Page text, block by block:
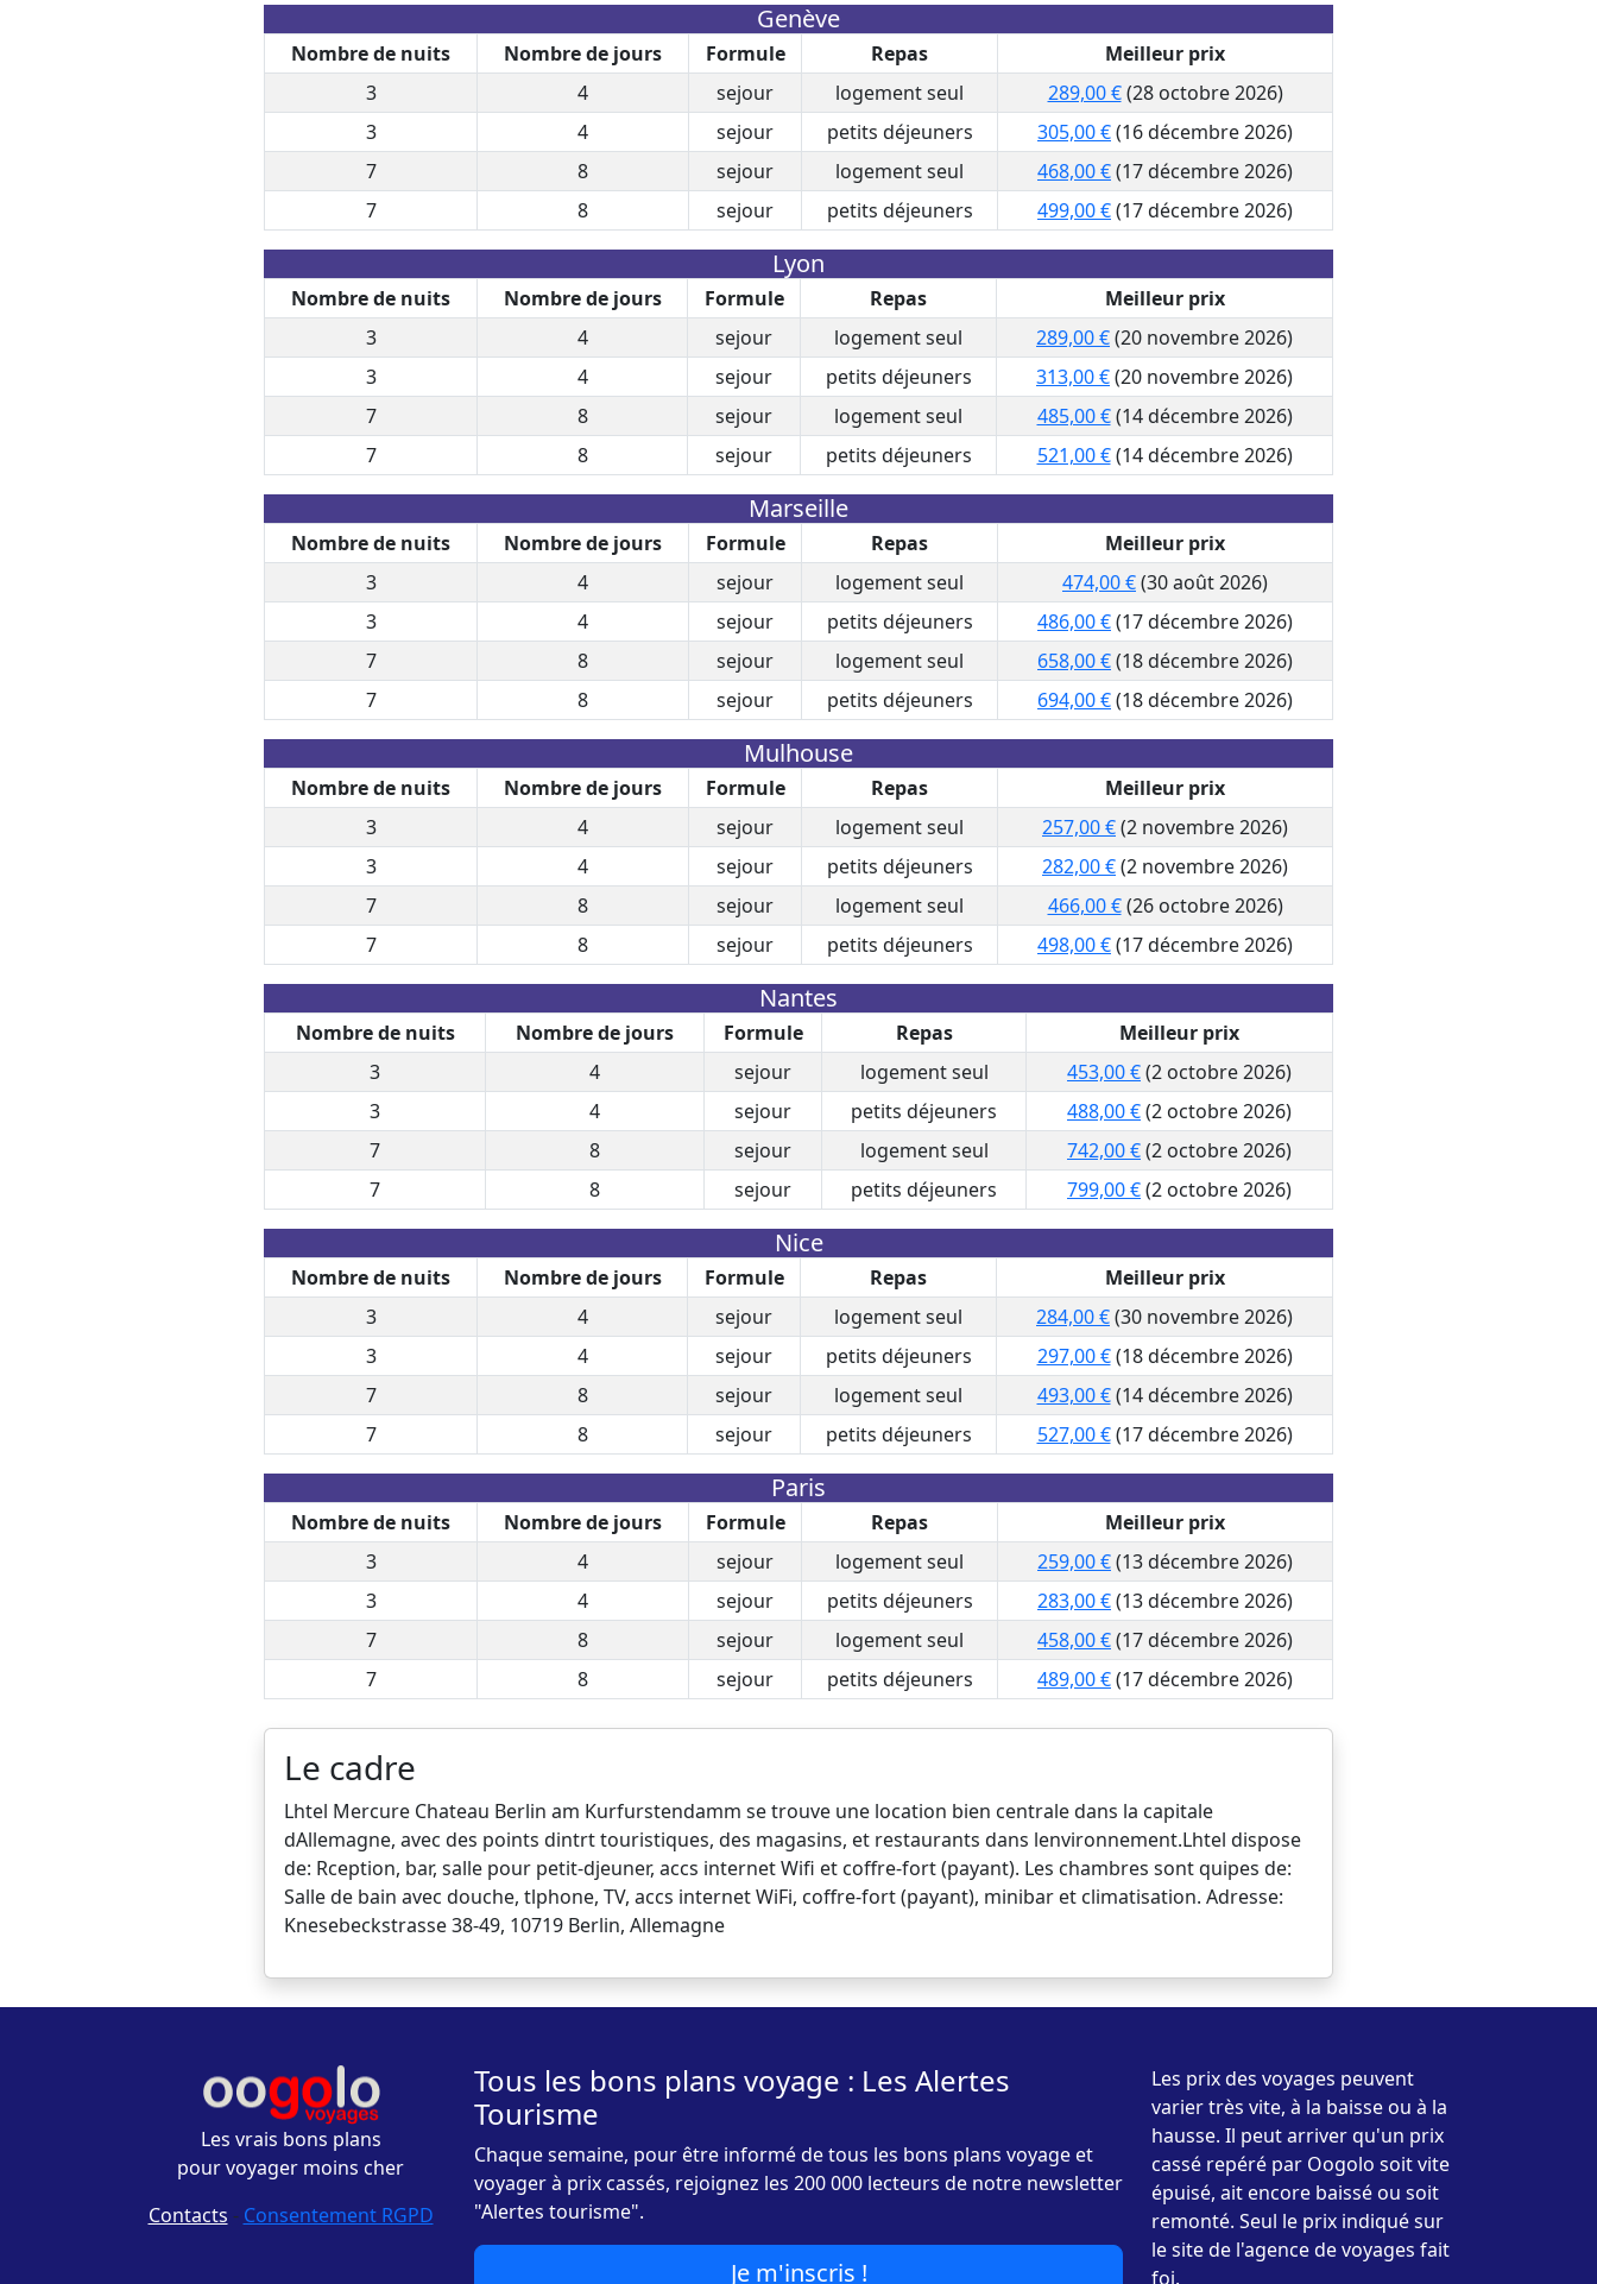
Genève
Nombre de nuits Nombre de jours Formule Repas
Meilleur prix
3
4 sejour logement seul 289,00 €(28 octobre 2026)
3
4 sejour petits déjeuners 305,00 €(16 décembre 2026)
7
8 sejour logement seul 468,00 €(17 décembre 2026)
7
8 sejour petits déjeuners 499,00 €(17 décembre 2026)
Lyon
Nombre de nuits Nombre de jours Formule Repas
Meilleur prix
3
4 sejour logement seul 289,00 €(20 novembre 2026)
3
4 sejour petits déjeuners 313,00 €(20 novembre 2026)
7
8 sejour logement seul 485,00 €(14 décembre 2026)
7
8 sejour petits déjeuners 521,00 €(14 décembre 2026)
Marseille
Nombre de nuits Nombre de jours Formule Repas
Meilleur prix
3
4 sejour logement seul 474,00 €(30 août 2026)
3
4 sejour petits déjeuners 486,00 €(17 décembre 2026)
7
8 sejour logement seul 658,00 €(18 décembre 2026)
7
8 sejour petits déjeuners 694,00 €(18 décembre 2026)
Mulhouse
Nombre de nuits Nombre de jours Formule Repas
Meilleur prix
3
4 sejour logement seul 257,00 €(2 novembre 2026)
3
4 sejour petits déjeuners 282,00 €(2 novembre 2026)
7
8 sejour logement seul 466,00 €(26 octobre 2026)
7
8 sejour petits déjeuners 498,00 €(17 décembre 2026)
Nantes
Nombre de nuits Nombre de jours Formule Repas
Meilleur prix
3
4 sejour logement seul 453,00 €(2 octobre 2026)
3
4 sejour petits déjeuners 488,00 €(2 octobre 2026)
7
8 sejour logement seul 742,00 €(2 octobre 2026)
7
8 sejour petits déjeuners 799,00 €(2 octobre 2026)
Nice
Nombre de nuits Nombre de jours Formule Repas
Meilleur prix
3
4 sejour logement seul 284,00 €(30 novembre 2026)
3
4 sejour petits déjeuners 297,00 €(18 décembre 2026)
7
8 sejour logement seul 493,00 €(14 décembre 2026)
7
8 sejour petits déjeuners 527,00 €(17 décembre 2026)
Paris
Nombre de nuits Nombre de jours Formule Repas
Meilleur prix
3
4 sejour logement seul 259,00 €(13 décembre 2026)
3
4 sejour petits déjeuners 283,00 €(13 décembre 2026)
7
8 sejour logement seul 458,00 €(17 décembre 2026)
7
8 sejour petits déjeuners 489,00 €(17 décembre 2026)
Le cadre
Lhtel Mercure Chateau Berlin am Kurfurstendamm se trouve une location bien centrale dans la capitale
dAllemagne, avec des points dintrt touristiques, des magasins, et restaurants dans lenvironnement.Lhtel dispose
de: Rception, bar, salle pour petit-djeuner, accs internet Wifi et coffre-fort (payant). Les chambres sont quipes de:
Salle de bain avec douche, tlphone, TV, accs internet WiFi, coffre-fort (payant), minibar et climatisation. Adresse:
Knesebeckstrasse 38-49, 10719 Berlin, Allemagne
Les vrais bons plans
pour voyager moins cher
Contacts - Consentement RGPD
Tous les bons plans voyage : Les Alertes
Tourisme
Chaque semaine, pour être informé de tous les bons plans voyage et
voyager à prix cassés, rejoignez les 200 000 lecteurs de notre newsletter
"Alertes tourisme".
Je m'inscris !
Les prix des voyages peuvent
varier très vite, à la baisse ou à la
hausse. Il peut arriver qu'un prix
cassé repéré par Oogolo soit vite
épuisé, ait encore baissé ou soit
remonté. Seul le prix indiqué sur
le site de l'agence de voyages fait
foi.